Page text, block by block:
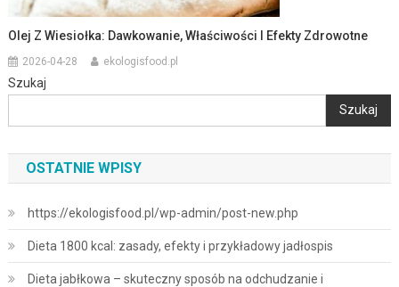
Olej Z Wiesiołka: Dawkowanie, Właściwości I Efekty Zdrowotne
2026-04-28 ekologisfood.pl
Szukaj
Szukaj
OSTATNIE WPISY
https://ekologisfood.pl/wp-admin/post-new.php
Dieta 1800 kcal: zasady, efekty i przykładowy jadłospis
Dieta jabłkowa – skuteczny sposób na odchudzanie i